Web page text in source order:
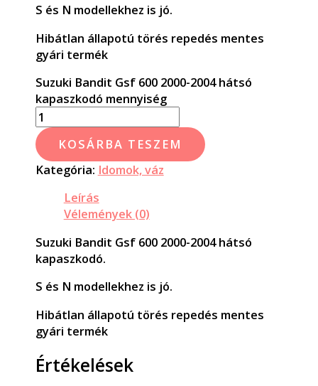
S és N modellekhez is jó.
Hibátlan állapotú törés repedés mentes
gyári termék
Suzuki Bandit Gsf 600 2000-2004 hátsó
kapaszkodó mennyiség
KOSÁRBA TESZEM
Kategória: Idomok, váz
Leírás
Vélemények (0)
Suzuki Bandit Gsf 600 2000-2004 hátsó
kapaszkodó.
S és N modellekhez is jó.
Hibátlan állapotú törés repedés mentes
gyári termék
Értékelések